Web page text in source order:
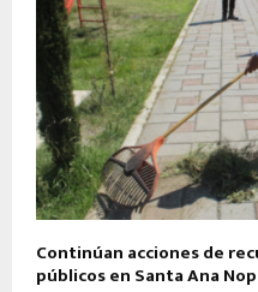
Continúan acciones de
públicos en Santa Ana